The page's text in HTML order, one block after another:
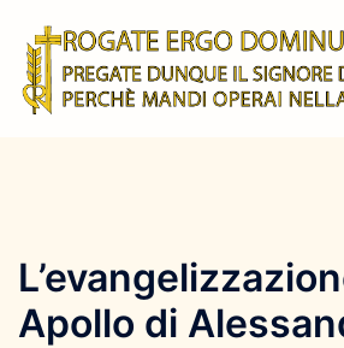
contenuto
Apollo di